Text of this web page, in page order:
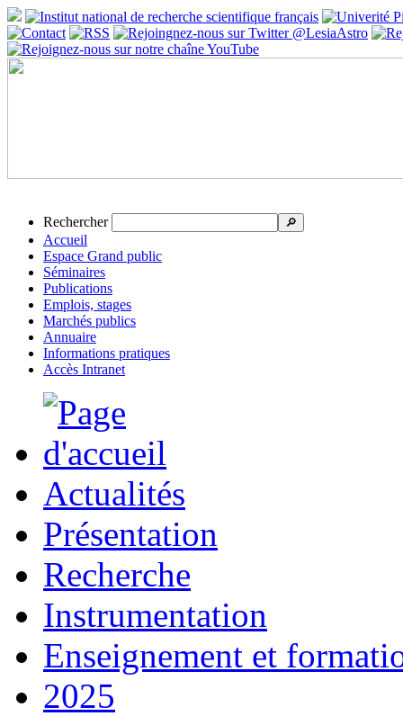
Rechercher 🔎
Accueil
Espace Grand public
Séminaires
Publications
Emplois, stages
Marchés publics
Annuaire
Informations pratiques
Accès Intranet
Actualités
Présentation
Recherche
Instrumentation
Enseignement et
2025